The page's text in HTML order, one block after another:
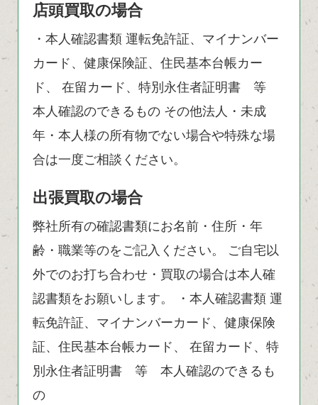
店頭買取の場合
・本人確認書類 運転免許証、マイナンバー
カード、健康保険証、住民基本台帳カー
ド、 在留カード、特別永住者証明書 等
本人確認のできるもの その他法人・未成
年・本人様の所有物でない場合や特殊な場
合は一度ご相談ください。
出張買取の場合
弊社所有の確認書類にお名前・住所・年
齢・職業等のをご記入ください。 ご自宅以
外でのお打ち合わせ・買取の場合は本人確
認書類をお願いします。 ・本人確認書類 運
転免許証、マイナンバーカード、健康保険
証、住民基本台帳カード、 在留カード、特
別永住者証明書 等 本人確認のできるも
の